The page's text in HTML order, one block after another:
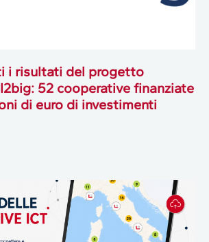
i risultati del progetto
52 cooperative finanziate
di euro di investimenti